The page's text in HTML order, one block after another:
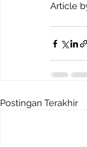
Article
Postingan Terakhir